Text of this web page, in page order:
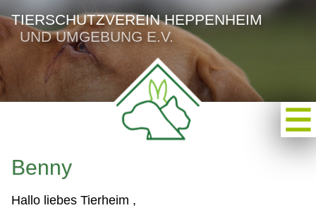
TIERSCHUTZVEREIN HEPPENHEIM
UND UMGEBUNG E.V.
Benny
Hallo liebes Tierheim ,